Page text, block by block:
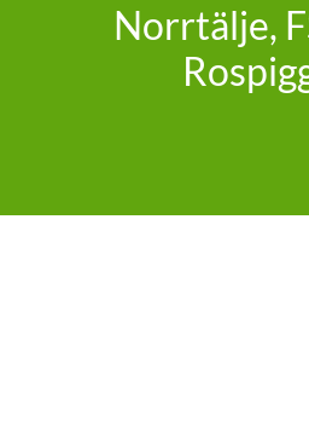
Norrtälje,